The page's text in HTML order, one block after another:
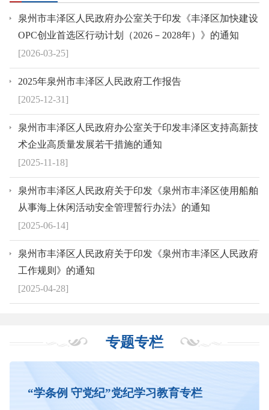
[2026-03-25]
泉州市丰泽区人民政府办公室关于印发《丰泽区加快建设
OPC创业首选区行动计划（2026－2028年）》的通知
[2025-12-31]
2025年泉州市丰泽区人民政府工作报告
[2025-11-18]
泉州市丰泽区人民政府办公室关于印发丰泽区支持高新技
术企业高质量发展若干措施的通知
[2025-06-14]
泉州市丰泽区人民政府关于印发《泉州市丰泽区使用船舶
从事海上休闲活动安全管理暂行办法》的通知
[2025-04-28]
泉州市丰泽区人民政府关于印发《泉州市丰泽区人民政府
工作规则》的通知
专题专栏
“学条例 守党纪”党纪学习教育专栏